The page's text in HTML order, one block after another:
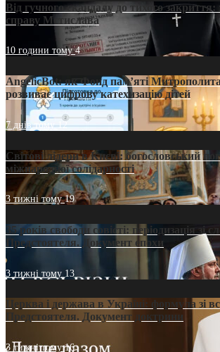
Від гучного скандалу до тихого
справу Мстислава
10 години тому4
AngelicBot: як Фонд пам’яті
розвиває цифрову катехизацію дітей
7 днів тому12
Світові лідери в Києві: богословський
міжнародної солідарності
3 тижні тому19
35 років свободи совісті: періодизація зі
Предстоятеля. Документ епохи
3 тижні тому 13
Церква і держава в Україні: формула зі
Предстоятеля. Документ доктрини
3 тижні тому16